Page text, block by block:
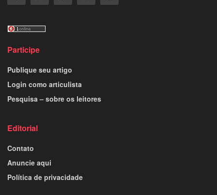
Participe
Publique seu artigo
Login como articulista
Pesquisa – sobre os leitores
Editorial
Contato
Anuncie aqui
Política de privacidade